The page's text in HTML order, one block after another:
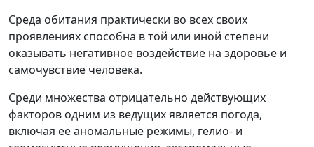
Среда обитания практически во всех своих
проявлениях способна в той или иной степени
оказывать негативное воздействие на здоровье и
самочувствие человека.
Среди множества отрицательно действующих
факторов одним из ведущих является погода,
включая ее аномальные режимы, гелио- и